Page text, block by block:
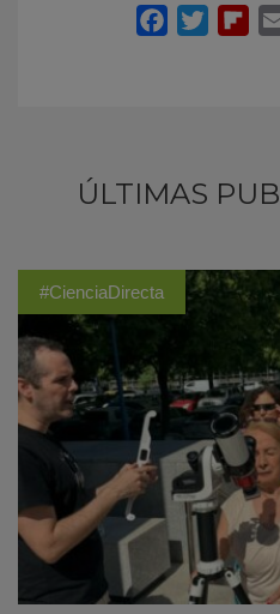
ÚLTIMAS
#CienciaDirecta